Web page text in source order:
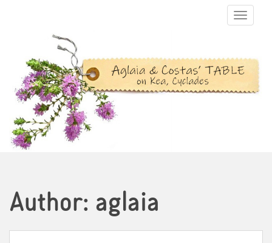
TOGGLE
Author: aglaia